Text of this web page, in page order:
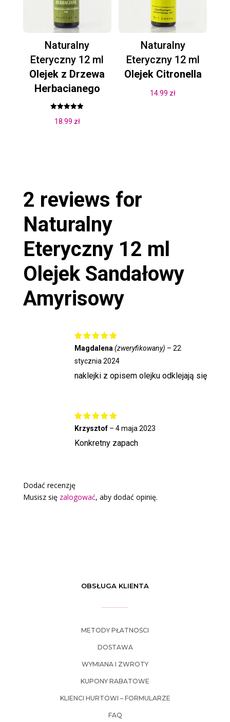
Naturalny
Eteryczny 12 ml
Olejek z Drzewa
Herbacianego
5.00
18.99 zł
Naturalny
Eteryczny 12 ml
Olejek Citronella
14.99 zł
2 reviews for
Naturalny
Eteryczny 12 ml
Olejek Sandałowy
Amyrisowy
Oceniono
5na 5
Magdalena (zweryfikowany) – 22
stycznia 2024
naklejki z opisem olejku odklejają się
Oceniono
5na 5
Krzysztof – 4 maja 2023
Konkretny zapach
Dodać recenzję
Musisz się zalogować, aby dodać opinię.
OBSŁUGA KLIENTA
METODY PŁATNOŚCI
DOSTAWA
WYMIANA I ZWROTY
KUPONY RABATOWE
KLIENCI HURTOWI – FORMULARZE
FAQ